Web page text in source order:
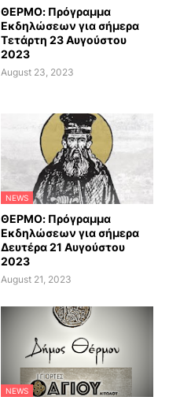
ΘΕΡΜΟ: Πρόγραμμα
Εκδηλώσεων για σήμερα
Τετάρτη 23 Αυγούστου
2023
August 23, 2023
NEWS
ΘΕΡΜΟ: Πρόγραμμα
Εκδηλώσεων για σήμερα
Δευτέρα 21 Αυγούστου
2023
August 21, 2023
NEWS